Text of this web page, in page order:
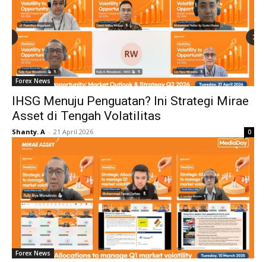
Forex News
IHSG Menuju Penguatan? Ini Strategi Mirae
Asset di Tengah Volatilitas
Shanty. A - 21 April 2026 0
Forex News